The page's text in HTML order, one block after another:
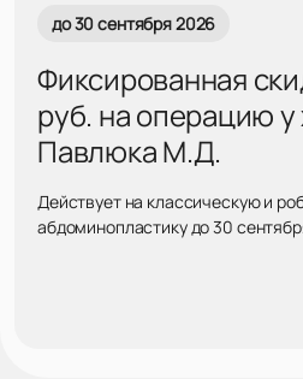
до 30 сентября 2026
Фиксированная
руб. на операцию у
Павлюка М.Д.
Действует на классическую и
абдоминопластику до 30